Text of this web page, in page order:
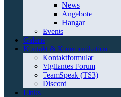
News
Angebote
Hangar
Events
Galerie
Kontakt & Kommunikation
Kontaktformular
Vigilantes Forum
TeamSpeak (TS3)
Discord
Links